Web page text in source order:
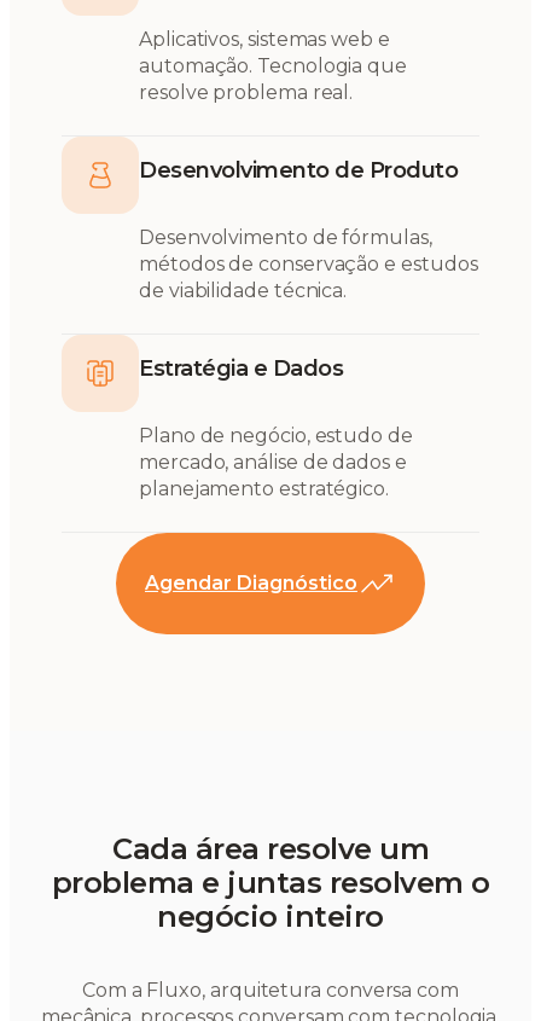
Aplicativos, sistemas web e
automação. Tecnologia que
resolve problema real.
Desenvolvimento de Produto
Desenvolvimento de fórmulas,
métodos de conservação e estudos
de viabilidade técnica.
Estratégia e Dados
Plano de negócio, estudo de
mercado, análise de dados e
planejamento estratégico.
Agendar Diagnóstico
Cada área resolve um
problema e juntas resolvem o
negócio inteiro
Com a Fluxo, arquitetura conversa com